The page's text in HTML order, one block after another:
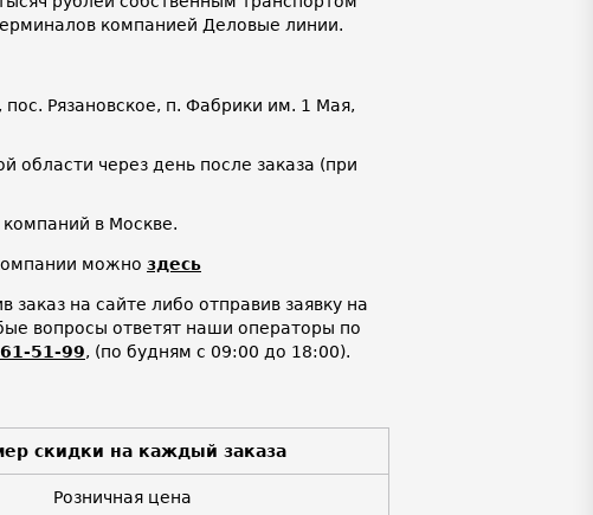
компанией Деловые линии.
Рязановское, п. Фабрики им. 1 Мая,
области через день после заказа (при
в Москве.
можно здесь
на сайте либо отправив заявку на
вопросы ответят наши операторы по
51-99, (по будням с 09:00 до 18:00).
скидки на каждый заказа
Розничная цена